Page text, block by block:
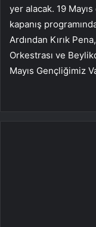
yer alacak. 19
kapanış
Ardından Kırık
Orkestrası ve
Mayıs Gençliğimiz